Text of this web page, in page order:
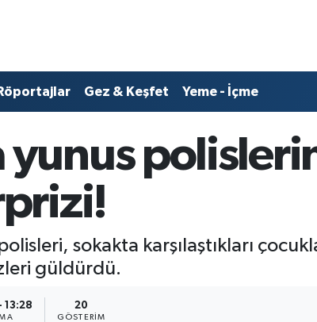
Gez & Keşfet Yeme - İçme
yunus
sokakta karşılaştıkları
güldürdü.
13:28 20
GÖSTERIM